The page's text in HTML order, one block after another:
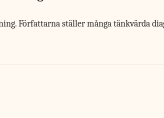
Författarna ställer många tänkvärda